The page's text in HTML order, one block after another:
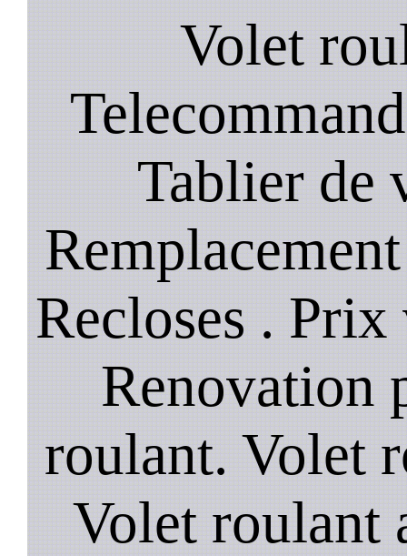
Volet
Tablier de
Recloses .
Renovation
roulant. Volet
Volet roulant